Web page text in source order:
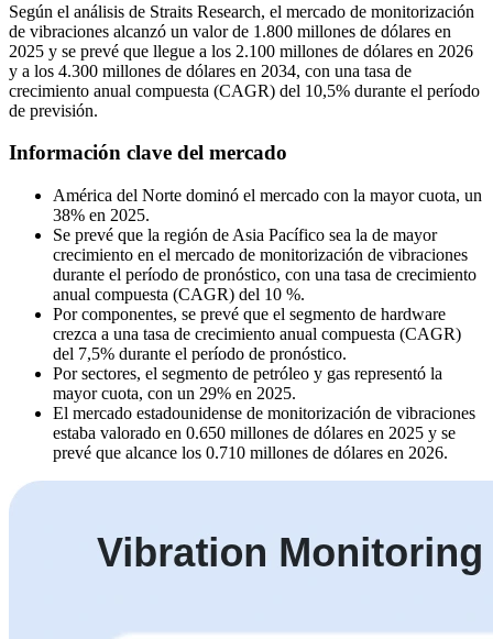
Según el análisis de Straits Research, el mercado de monitorización
de vibraciones alcanzó un valor de 1.800 millones de dólares en
2025 y se prevé que llegue a los 2.100 millones de dólares en 2026
y a los 4.300 millones de dólares en 2034, con una tasa de
crecimiento anual compuesta (CAGR) del 10,5% durante el período
de previsión.
Información clave del mercado
América del Norte dominó el mercado con la mayor cuota, un
38% en 2025.
Se prevé que la región de Asia Pacífico sea la de mayor
crecimiento en el mercado de monitorización de vibraciones
durante el período de pronóstico, con una tasa de crecimiento
anual compuesta (CAGR) del 10 %.
Por componentes, se prevé que el segmento de hardware
crezca a una tasa de crecimiento anual compuesta (CAGR)
del 7,5% durante el período de pronóstico.
Por sectores, el segmento de petróleo y gas representó la
mayor cuota, con un 29% en 2025.
El mercado estadounidense de monitorización de vibraciones
estaba valorado en 0.650 millones de dólares en 2025 y se
prevé que alcance los 0.710 millones de dólares en 2026.